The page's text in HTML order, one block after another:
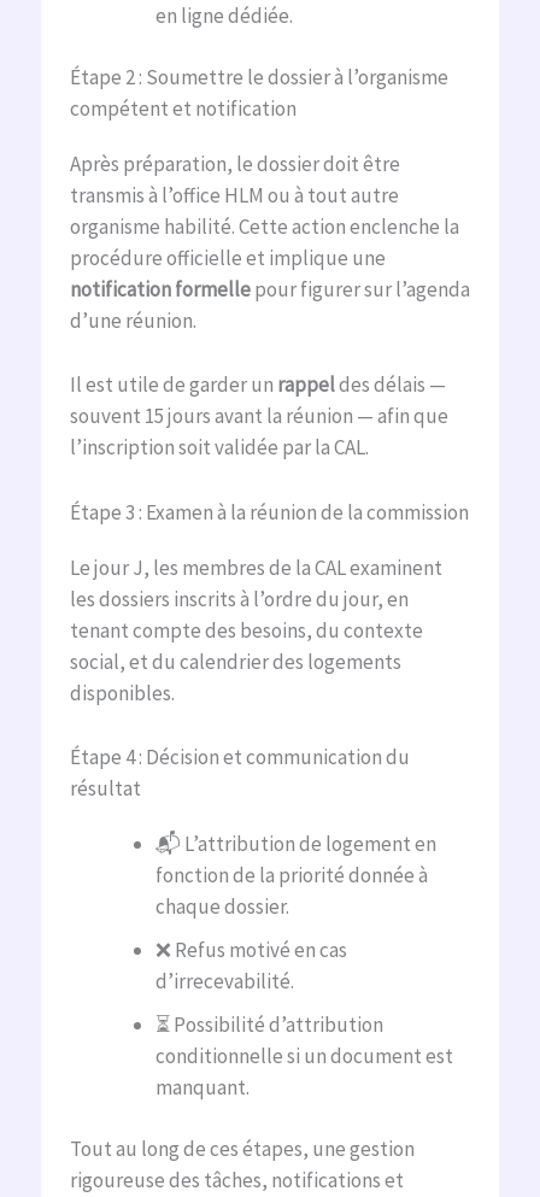
en ligne dédiée.
Étape 2 : Soumettre le dossier à l’organisme
compétent et notification
Après préparation, le dossier doit être
transmis à l’office HLM ou à tout autre
organisme habilité. Cette action enclenche la
procédure officielle et implique une
notification formellepour figurer sur l’agenda
d’une réunion.
Il est utile de garder un rappeldes délais —
souvent 15 jours avant la réunion — afin que
l’inscription soit validée par la CAL.
Étape 3 : Examen à la réunion de la commission
Le jour J, les membres de la CAL examinent
les dossiers inscrits à l’ordre du jour, en
tenant compte des besoins, du contexte
social, et du calendrier des logements
disponibles.
Étape 4 : Décision et communication du
résultat
📬 L’attribution de logement en
fonction de la priorité donnée à
chaque dossier.
❌ Refus motivé en cas
d’irrecevabilité.
⏳ Possibilité d’attribution
conditionnelle si un document est
manquant.
Tout au long de ces étapes, une gestion
rigoureuse des tâches, notifications et